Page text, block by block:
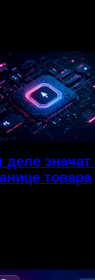
значат
товара